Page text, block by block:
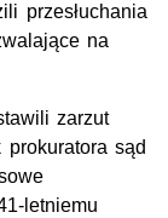
przesłuchania
na
zarzut
sąd
letniemu